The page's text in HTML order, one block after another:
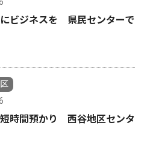
ビジネスを 県民センターで
時間預かり 西谷地区センタ